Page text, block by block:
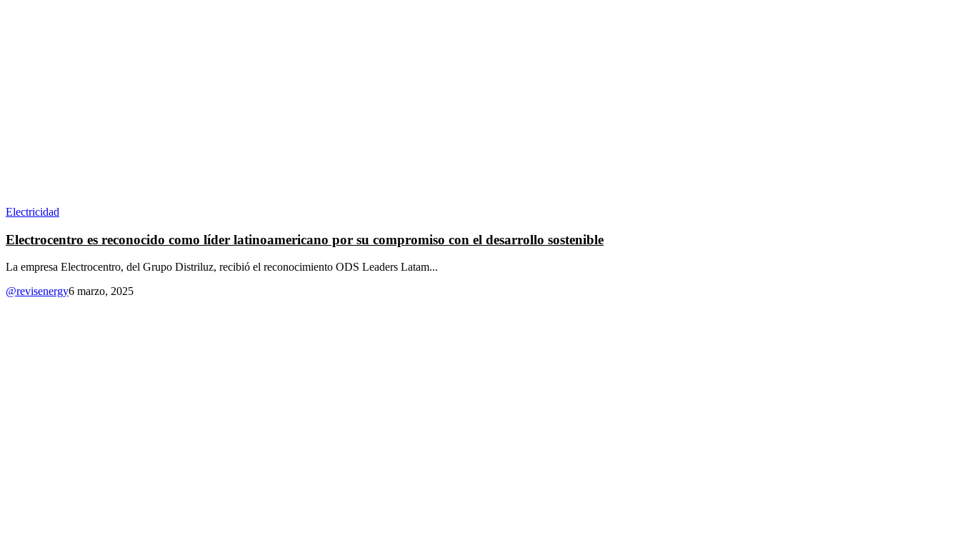
Electricidad
Electrocentro es reconocido como líder latinoamericano por su compromiso con el desarrollo sostenible
La empresa Electrocentro, del Grupo Distriluz, recibió el reconocimiento ODS Leaders Latam...
@revisenergy6 marzo, 2025